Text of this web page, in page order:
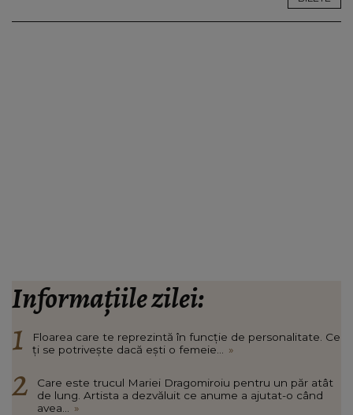
Informațiile zilei:
Floarea care te reprezintă în funcție de personalitate. Ce
ți se potrivește dacă ești o femeie...
»
Care este trucul Mariei Dragomiroiu pentru un păr atât
de lung. Artista a dezvăluit ce anume a ajutat-o când
avea...
»